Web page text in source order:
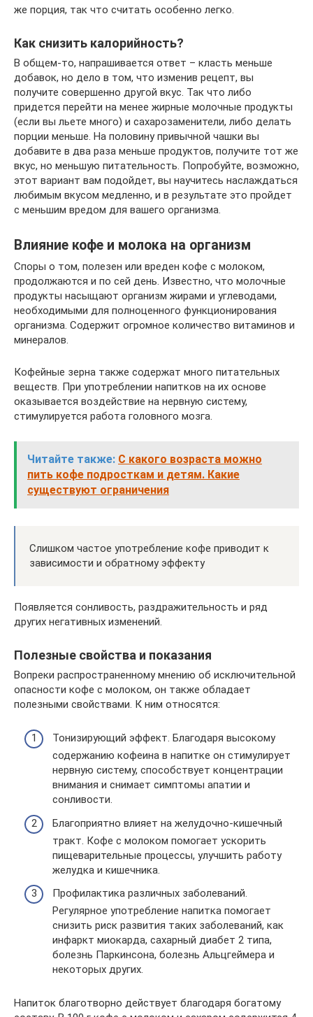
же порция, так что считать особенно легко.
Как снизить калорийность?
В общем-то, напрашивается ответ – класть меньше
добавок, но дело в том, что изменив рецепт, вы
получите совершенно другой вкус. Так что либо
придется перейти на менее жирные молочные продукты
(если вы льете много) и сахарозаменители, либо делать
порции меньше. На половину привычной чашки вы
добавите в два раза меньше продуктов, получите тот же
вкус, но меньшую питательность. Попробуйте, возможно,
этот вариант вам подойдет, вы научитесь наслаждаться
любимым вкусом медленно, и в результате это пройдет
с меньшим вредом для вашего организма.
Влияние кофе и молока на организм
Споры о том, полезен или вреден кофе с молоком,
продолжаются и по сей день. Известно, что молочные
продукты насыщают организм жирами и углеводами,
необходимыми для полноценного функционирования
организма. Содержит огромное количество витаминов и
минералов.
Кофейные зерна также содержат много питательных
веществ. При употреблении напитков на их основе
оказывается воздействие на нервную систему,
стимулируется работа головного мозга.
Читайте также: С какого возраста можно
пить кофе подросткам и детям. Какие
существуют ограничения
Слишком частое употребление кофе приводит к
зависимости и обратному эффекту
Появляется сонливость, раздражительность и ряд
других негативных изменений.
Полезные свойства и показания
Вопреки распространенному мнению об исключительной
опасности кофе с молоком, он также обладает
полезными свойствами. К ним относятся:
Тонизирующий эффект. Благодаря высокому
содержанию кофеина в напитке он стимулирует
нервную систему, способствует концентрации
внимания и снимает симптомы апатии и
сонливости.
Благоприятно влияет на желудочно-кишечный
тракт. Кофе с молоком помогает ускорить
пищеварительные процессы, улучшить работу
желудка и кишечника.
Профилактика различных заболеваний.
Регулярное употребление напитка помогает
снизить риск развития таких заболеваний, как
инфаркт миокарда, сахарный диабет 2 типа,
болезнь Паркинсона, болезнь Альцгеймера и
некоторых других.
Напиток благотворно действует благодаря богатому